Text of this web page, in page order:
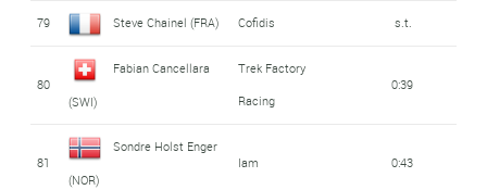
79 Steve Chainel (FRA) Cofidis s.t.
80
Fabian Cancellara
(SWI)
Trek Factory
Racing
0:39
81
Sondre Holst Enger
(NOR)
Iam 0:43